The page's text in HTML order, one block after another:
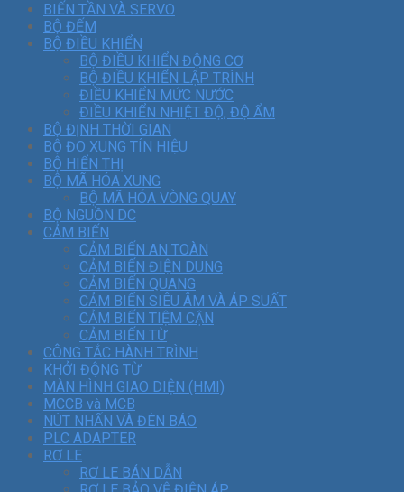
BIẾN TẦN VÀ SERVO
BỘ ĐẾM
BỘ ĐIỀU KHIỂN
BỘ ĐIỀU KHIỂN ĐỘNG CƠ
BỘ ĐIỀU KHIỂN LẬP TRÌNH
ĐIỀU KHIỂN MỨC NƯỚC
ĐIỀU KHIỂN NHIỆT ĐỘ, ĐỘ ẨM
BỘ ĐỊNH THỜI GIAN
BỘ ĐO XUNG TÍN HIỆU
BỘ HIỂN THỊ
BỘ MÃ HÓA XUNG
BỘ MÃ HÓA VÒNG QUAY
BỘ NGUỒN DC
CẢM BIẾN
CẢM BIẾN AN TOÀN
CẢM BIẾN ĐIỆN DUNG
CẢM BIẾN QUANG
CẢM BIẾN SIÊU ÂM VÀ ÁP SUẤT
CẢM BIẾN TIỆM CẬN
CẢM BIẾN TỪ
CÔNG TẮC HÀNH TRÌNH
KHỞI ĐỘNG TỪ
MÀN HÌNH GIAO DIỆN (HMI)
MCCB và MCB
NÚT NHẤN VÀ ĐÈN BÁO
PLC ADAPTER
RƠ LE
RƠ LE BÁN DẪN